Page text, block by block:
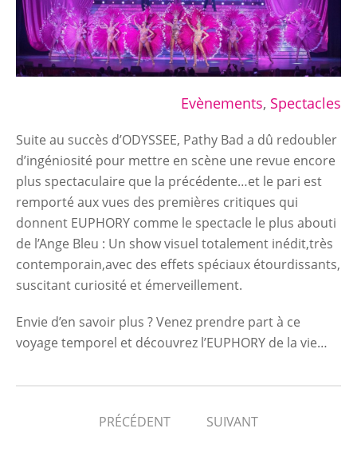
Evènements, Spectacles
Suite au succès d’ODYSSEE, Pathy Bad a dû redoubler
d’ingéniosité pour mettre en scène une revue encore
plus spectaculaire que la précédente…et le pari est
remporté aux vues des premières critiques qui
donnent EUPHORY comme le spectacle le plus abouti
de l’Ange Bleu : Un show visuel totalement inédit,très
contemporain,avec des effets spéciaux étourdissants,
suscitant curiosité et émerveillement.
Envie d’en savoir plus ? Venez prendre part à ce
voyage temporel et découvrez l’EUPHORY de la vie…
PRÉCÉDENT SUIVANT